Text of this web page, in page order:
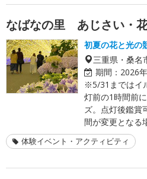
なばなの里 あじさい・
初夏の花と光の
三重県・桑名
期間： 2026
※5/31まではイ
灯前の1時間前
ズ。点灯後鑑賞
間が変更となる
体験イベント・アクティビティ